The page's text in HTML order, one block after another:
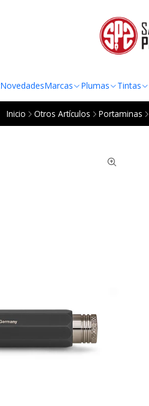
NovedadesMarcas Plumas Tintas
Inicio Otros Artículos Portaminas